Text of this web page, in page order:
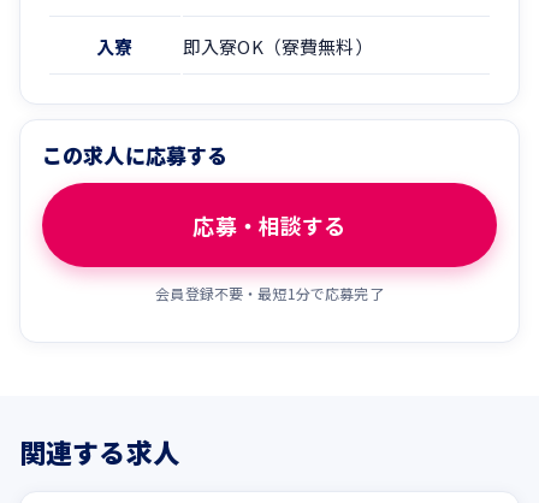
入寮 即入寮OK（寮費無料）
この求人に応募する
応募・相談する
会員登録不要・最短1分で応募完了
関連する求人